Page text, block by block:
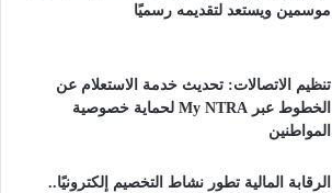
موسمين ويستعد لتقديمه رسميًا
تنظيم الاتصالات: تحديث خدمة الاستعلام عن
الخطوط عبر My NTRA لحماية خصوصية
المواطنين
الرقابة المالية تطور نشاط التخصيم إلكترونيًا..